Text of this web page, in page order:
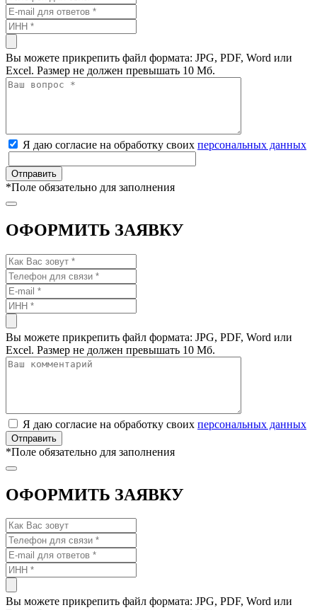
Вы можете прикрепить файл формата: JPG, PDF, Word или
Excel. Размер не должен превышать 10 Мб.
Я даю согласие на обработку своих персональных данных
*Поле обязательно для заполнения
ОФОРМИТЬ ЗАЯВКУ
Вы можете прикрепить файл формата: JPG, PDF, Word или
Excel. Размер не должен превышать 10 Мб.
Я даю согласие на обработку своих персональных данных
*Поле обязательно для заполнения
ОФОРМИТЬ ЗАЯВКУ
Вы можете прикрепить файл формата: JPG, PDF, Word или